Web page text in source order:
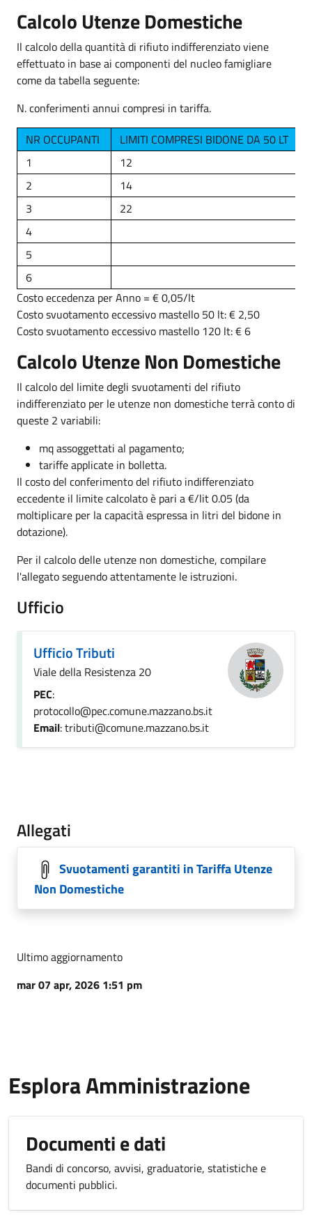
Calcolo Utenze Domestiche
Il calcolo della quantità di rifiuto indifferenziato viene
effettuato in base ai componenti del nucleo famigliare
come da tabella seguente:
N. conferimenti annui compresi in tariffa.
NR OCCUPANTI
LIMITI COMPRESI BIDONE DA 50 LT
1
12
2
14
3
22
4
5
6
Costo eccedenza per Anno = € 0,05/lt
Costo svuotamento eccessivo mastello 50 lt: € 2,50
Costo svuotamento eccessivo mastello 120 lt: € 6
Calcolo Utenze Non Domestiche
Il calcolo del limite degli svuotamenti del rifiuto
indifferenziato per le utenze non domestiche terrà conto di
queste 2 variabili:
mq assoggettati al pagamento;
tariffe applicate in bolletta.
Il costo del conferimento del rifiuto indifferenziato
eccedente il limite calcolato è pari a €/lit 0.05 (da
moltiplicare per la capacità espressa in litri del bidone in
dotazione).
Per il calcolo delle utenze non domestiche, compilare
l'allegato seguendo attentamente le istruzioni.
Ufficio
Ufficio Tributi
Viale della Resistenza 20
PEC:
protocollo@pec.comune.mazzano.bs.it
Email: tributi@comune.mazzano.bs.it
Allegati
Svuotamenti garantiti in Tariffa Utenze
Non Domestiche
Ultimo aggiornamento
mar 07 apr, 2026 1:51 pm
Esplora Amministrazione
Documenti e dati
Bandi di concorso, avvisi, graduatorie, statistiche e
documenti pubblici.